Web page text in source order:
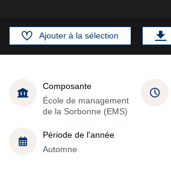
Ajouter à la sélection
Composante
École de management
de la Sorbonne (EMS)
Période de l'année
Automne